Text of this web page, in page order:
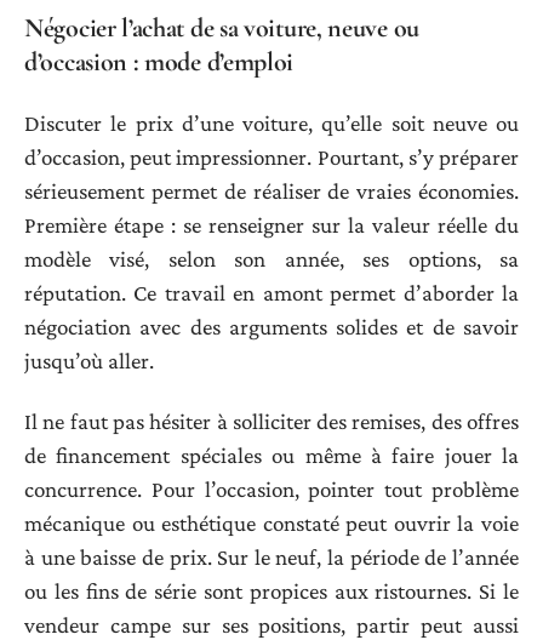
Négocier l’achat de sa voiture, neuve ou
d’occasion : mode d’emploi
Discuter le prix d’une voiture, qu’elle soit neuve ou
d’occasion, peut impressionner. Pourtant, s’y préparer
sérieusement permet de réaliser de vraies économies.
Première étape : se renseigner sur la valeur réelle du
modèle visé, selon son année, ses options, sa
réputation. Ce travail en amont permet d’aborder la
négociation avec des arguments solides et de savoir
jusqu’où aller.
Il ne faut pas hésiter à solliciter des remises, des offres
de financement spéciales ou même à faire jouer la
concurrence. Pour l’occasion, pointer tout problème
mécanique ou esthétique constaté peut ouvrir la voie
à une baisse de prix. Sur le neuf, la période de l’année
ou les fins de série sont propices aux ristournes. Si le
vendeur campe sur ses positions, partir peut aussi